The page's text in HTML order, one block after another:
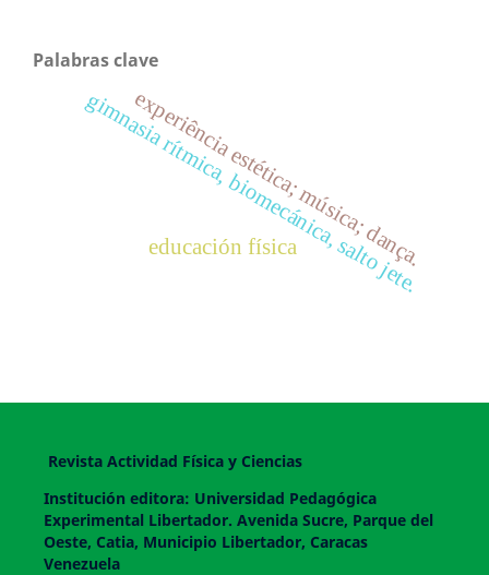
Palabras clave
educación física
gimnasia rítmica, biomecánica, salto jete.
experiência estética; música; dança.
Revista Actividad Física y Ciencias
Institución editora: Universidad Pedagógica
Experimental Libertador. Avenida Sucre, Parque del
Oeste, Catia, Municipio Libertador, Caracas
Venezuela